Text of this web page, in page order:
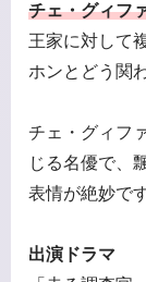
チェ・グィフ
王家に対して
ホンとどう関
チェ・グィフ
じる名優で、
表情が絶妙です
出演ドラマ